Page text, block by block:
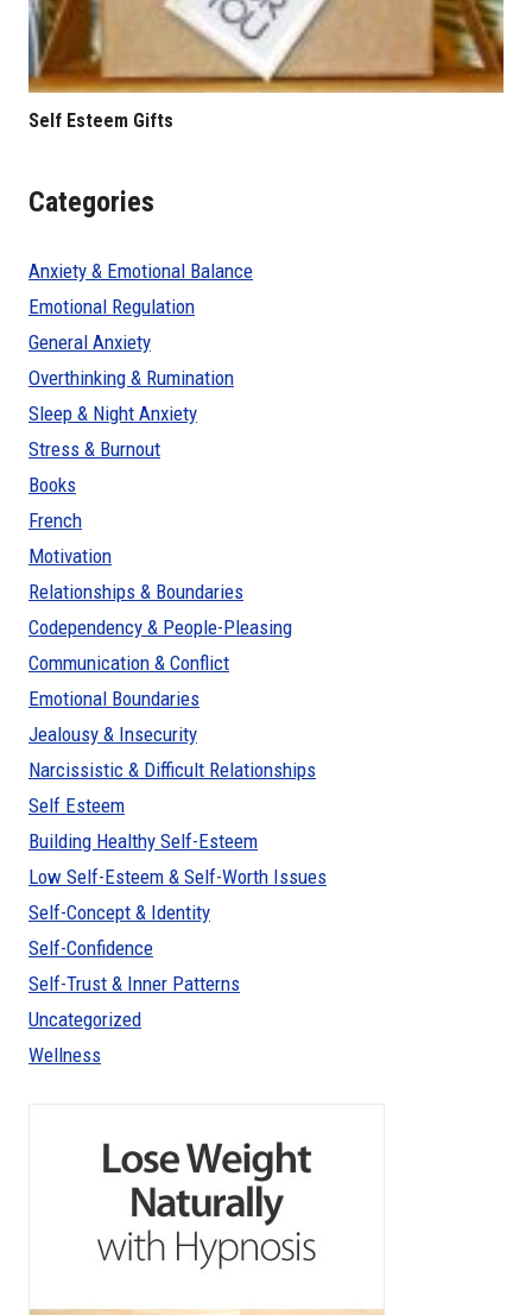
Self Esteem Gifts
Categories
Anxiety & Emotional Balance
Emotional Regulation
General Anxiety
Overthinking & Rumination
Sleep & Night Anxiety
Stress & Burnout
Books
French
Motivation
Relationships & Boundaries
Codependency & People-Pleasing
Communication & Conflict
Emotional Boundaries
Jealousy & Insecurity
Narcissistic & Difficult Relationships
Self Esteem
Building Healthy Self-Esteem
Low Self-Esteem & Self-Worth Issues
Self-Concept & Identity
Self-Confidence
Self-Trust & Inner Patterns
Uncategorized
Wellness